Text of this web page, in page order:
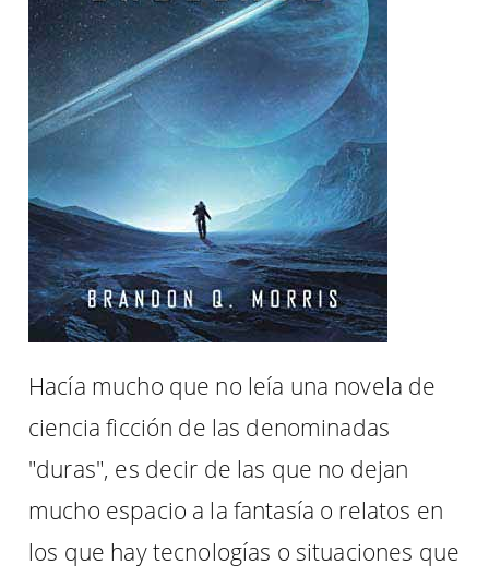
Hacía mucho que no leía una novela de
ciencia ficción de las denominadas
"duras", es decir de las que no dejan
mucho espacio a la fantasía o relatos en
los que hay tecnologías o situaciones que